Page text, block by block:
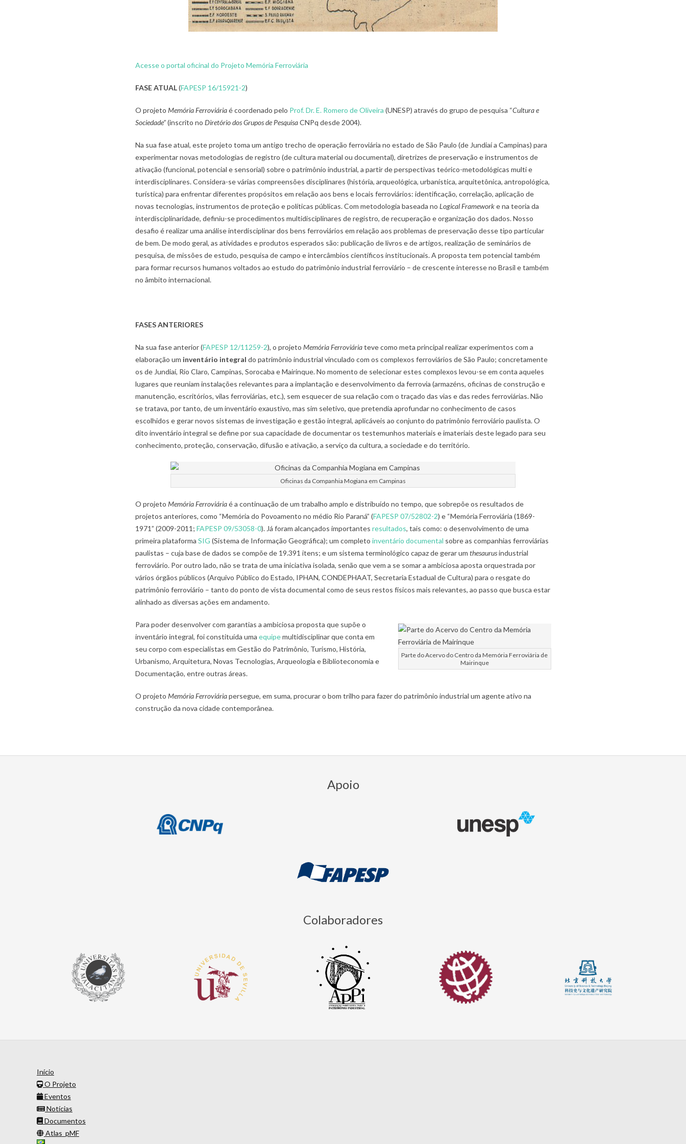
Acesse o portal oficinal do Projeto Memória Ferroviária
FASE ATUAL(FAPESP 16/15921-2)
O projeto Memória Ferroviáriaé coordenado pelo Prof. Dr. E. Romero de Oliveira (UNESP) através do grupo de pesquisa “Cultura e
Sociedade”(inscrito no Diretório dos Grupos de PesquisaCNPq desde 2004).
Na sua fase atual, este projeto toma um antigo trecho de operação ferroviária no estado de São Paulo (de Jundiaí a Campinas) para
experimentar novas metodologias de registro (de cultura material ou documental), diretrizes de preservação e instrumentos de
ativação (funcional, potencial e sensorial) sobre o patrimônio industrial, a partir de perspectivas teórico-metodológicas multi e
interdisciplinares. Considera-se várias compreensões disciplinares (história, arqueológica, urbanística, arquitetônica, antropológica,
turística) para enfrentar diferentes propósitos em relação aos bens e locais ferroviários: identificação, correlação, aplicação de
novas tecnologias, instrumentos de proteção e políticas públicas. Com metodologia baseada no Logical Frameworke na teoria da
interdisciplinaridade, definiu-se procedimentos multidisciplinares de registro, de recuperação e organização dos dados. Nosso
desafio é realizar uma análise interdisciplinar dos bens ferroviários em relação aos problemas de preservação desse tipo particular
de bem. De modo geral, as atividades e produtos esperados são: publicação de livros e de artigos, realização de seminários de
pesquisa, de missões de estudo, pesquisa de campo e intercâmbios científicos institucionais. A proposta tem potencial também
para formar recursos humanos voltados ao estudo do patrimônio industrial ferroviário – de crescente interesse no Brasil e também
no âmbito internacional.
FASES ANTERIORES
Na sua fase anterior (FAPESP 12/11259-2), o projeto Memória Ferroviáriateve como meta principal realizar experimentos com a
elaboração um inventário integral do patrimônio industrial vinculado com os complexos ferroviários de São Paulo; concretamente
os de Jundiaí, Rio Claro, Campinas, Sorocaba e Mairinque. No momento de selecionar estes complexos levou-se em conta aqueles
lugares que reuniam instalações relevantes para a implantação e desenvolvimento da ferrovia (armazéns, oficinas de construção e
manutenção, escritórios, vilas ferroviárias, etc.), sem esquecer de sua relação com o traçado das vias e das redes ferroviárias. Não
se tratava, por tanto, de um inventário exaustivo, mas sim seletivo, que pretendia aprofundar no conhecimento de casos
escolhidos e gerar novos sistemas de investigação e gestão integral, aplicáveis ao conjunto do patrimônio ferroviário paulista. O
dito inventário integral se define por sua capacidade de documentar os testemunhos materiais e imateriais deste legado para seu
conhecimento, proteção, conservação, difusão e ativação, a serviço da cultura, a sociedade e do território.
Oficinas da Companhia Mogiana em Campinas
O projeto Memória Ferroviáriaé a continuação de um trabalho amplo e distribuído no tempo, que sobrepõe os resultados de
projetos anteriores, como “Memória do Povoamento no médio Rio Paraná” (FAPESP 07/52802-2) e “Memória Ferroviária (1869-
1971” (2009-2011; FAPESP 09/53058-0). Já foram alcançados importantes resultados, tais como: o desenvolvimento de uma
primeira plataforma SIG (Sistema de Informação Geográfica); um completo inventário documental sobre as companhias ferroviárias
paulistas – cuja base de dados se compõe de 19.391 itens; e um sistema terminológico capaz de gerar um thesaurusindustrial
ferroviário. Por outro lado, não se trata de uma iniciativa isolada, senão que vem a se somar a ambiciosa aposta orquestrada por
vários órgãos públicos (Arquivo Público do Estado, IPHAN, CONDEPHAAT, Secretaria Estadual de Cultura) para o resgate do
patrimônio ferroviário – tanto do ponto de vista documental como de seus restos físicos mais relevantes, ao passo que busca estar
alinhado as diversas ações em andamento.
Parte do Acervo do Centro da Memória Ferroviária de
Mairinque
Para poder desenvolver com garantias a ambiciosa proposta que supõe o
inventário integral, foi constituída uma equipemultidisciplinar que conta em
seu corpo com especialistas em Gestão do Patrimônio, Turismo, História,
Urbanismo, Arquitetura, Novas Tecnologias, Arqueologia e Biblioteconomia e
Documentação, entre outras áreas.
O projeto Memória Ferroviáriapersegue, em suma, procurar o bom trilho para fazer do patrimônio industrial um agente ativo na
construção da nova cidade contemporânea.
08-
Apoio
Colaboradores
Início
O Projeto
Eventos
Notícias
Documentos
Atlas_pMF